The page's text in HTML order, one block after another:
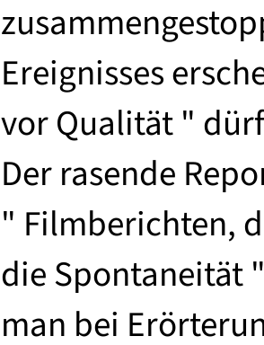
Ereignisses
vor Qualität "
Der rasende
" Filmberichten,
die Spontaneität
man bei